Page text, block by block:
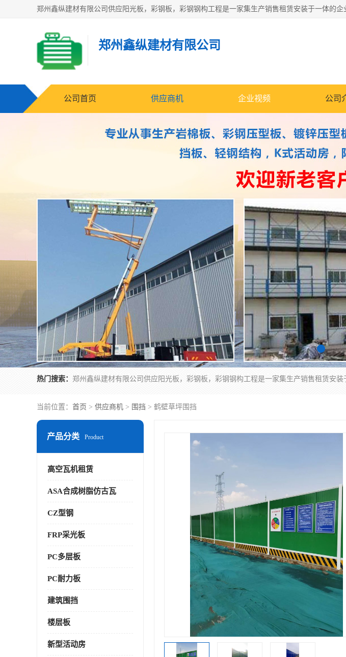
郑州鑫纵建材有限公司
公司首页 供应商机 企业视频 公司
热门搜索：
当前位置： 首页 > 供应商机 > 围挡 > 鹤壁草坪围挡
产品分类 Product
高空瓦机租赁
ASA合成树脂仿古瓦
CZ型钢
FRP采光板
PC多层板
PC耐力板
建筑围挡
楼层板
新型活动房